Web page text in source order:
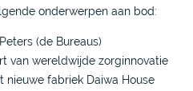
onderwerpen aan bod:
(de Bureaus)
van wereldwijde zorginnovatie
nieuwe fabriek Daiwa House